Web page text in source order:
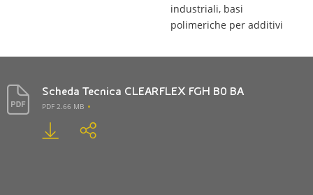
industriali, basi
polimeriche per additivi
Scheda Tecnica CLEARFLEX FGH B0 BA
PDF 2.66 MB